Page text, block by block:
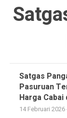
Satgas
Pasuruan
Harga
14 Februari 2026